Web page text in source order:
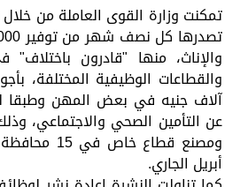
تمكنت وزارة القوى العاملة من
والإناث، منها "قادرون
آلاف جنيه في بعض المهن وطبقا
ومصنع قطاع
أبريل الجاري.